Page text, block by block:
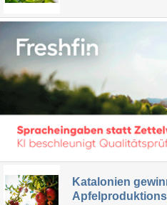
Katalonien